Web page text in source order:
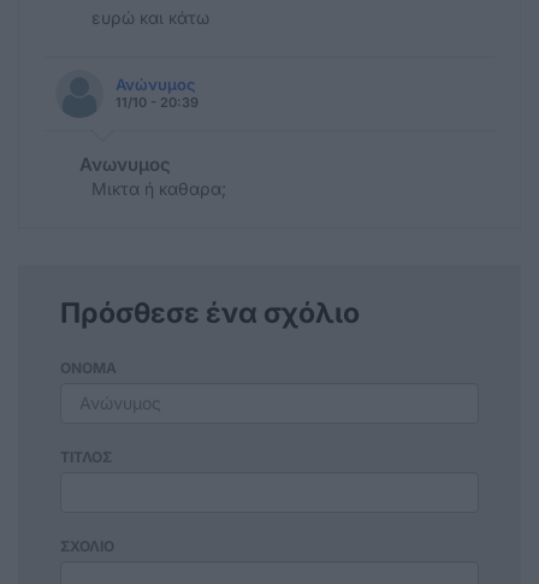
ευρώ και κάτω
Ανώνυμος
11/10 - 20:39
Ανωνυμος
Μικτα ή καθαρα;
Πρόσθεσε ένα σχόλιο
ΟΝΟΜΑ
ΤΙΤΛΟΣ
ΣΧΟΛΙΟ